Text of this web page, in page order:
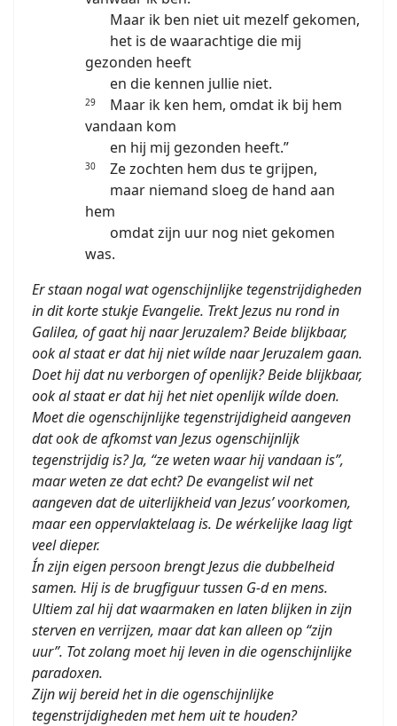
Maar ik ben niet uit mezelf gekomen,
het is de waarachtige die mij
gezonden heeft
en die kennen jullie niet.
29
Maar ik ken hem, omdat ik bij hem
vandaan kom
en hij mij gezonden heeft.”
30
Ze zochten hem dus te grijpen,
maar niemand sloeg de hand aan
hem
omdat zijn uur nog niet gekomen
was.
Er staan nogal wat ogenschijnlijke tegenstrijdigheden
in dit korte stukje Evangelie. Trekt Jezus nu rond in
Galilea, of gaat hij naar Jeruzalem? Beide blijkbaar,
ook al staat er dat hij niet wílde naar Jeruzalem gaan.
Doet hij dat nu verborgen of openlijk? Beide blijkbaar,
ook al staat er dat hij het niet openlijk wílde doen.
Moet die ogenschijnlijke tegenstrijdigheid aangeven
dat ook de afkomst van Jezus ogenschijnlijk
tegenstrijdig is? Ja, “ze weten waar hij vandaan is”,
maar weten ze dat echt? De evangelist wil net
aangeven dat de uiterlijkheid van Jezus’ voorkomen,
maar een oppervlaktelaag is. De wérkelijke laag ligt
veel dieper.
Ín zijn eigen persoon brengt Jezus die dubbelheid
samen. Hij is de brugfiguur tussen G-d en mens.
Ultiem zal hij dat waarmaken en laten blijken in zijn
sterven en verrijzen, maar dat kan alleen op “zijn
uur”. Tot zolang moet hij leven in die ogenschijnlijke
paradoxen.
Zijn wij bereid het in die ogenschijnlijke
tegenstrijdigheden met hem uit te houden?